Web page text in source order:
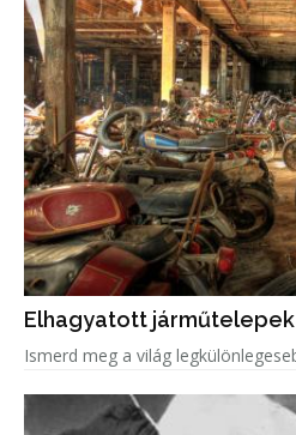
Elhagyatott járműtelepek
Ismerd meg a világ